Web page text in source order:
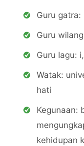
Guru gatra:
Guru
Guru lagu:
Watak:
hati
Kegunaan:
kehidupan